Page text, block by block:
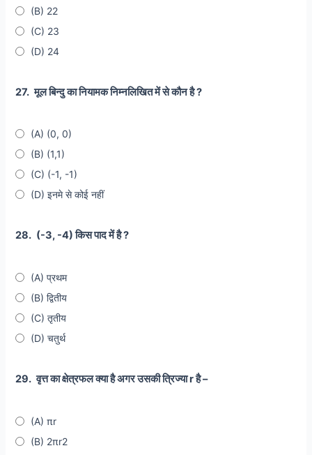
(B) 22
(C) 23
(D) 24
27. मूल बिन्दु का नियामक निम्नलिखित में से कौन है ?
(A) (0, 0)
(B) (1,1)
(C) (-1, -1)
(D) इनमे से कोई नहीं
28. (-3, -4) किस पाद में है ?
(A) प्रथम
(B) द्वितीय
(C) तृतीय
(D) चतुर्थ
29. वृत्त का क्षेत्रफल क्या है अगर उसकी त्रिज्या r है –
(A) πr
(B) 2πr2